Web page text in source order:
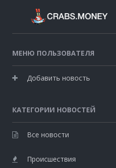
МЕНЮ ПОЛЬЗОВАТЕЛЯ
Добавить новость
КАТЕГОРИИ НОВОСТЕЙ
Все новости
Происшествия